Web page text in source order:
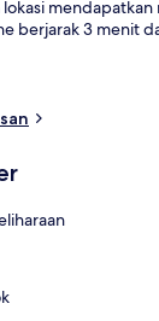
berjarak 3 menit